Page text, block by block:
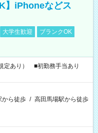
】iPhoneなどス
大学生歓迎
ブランクOK
定あり） ■初勤務手当あり
から徒歩 / 高田馬場駅から徒歩